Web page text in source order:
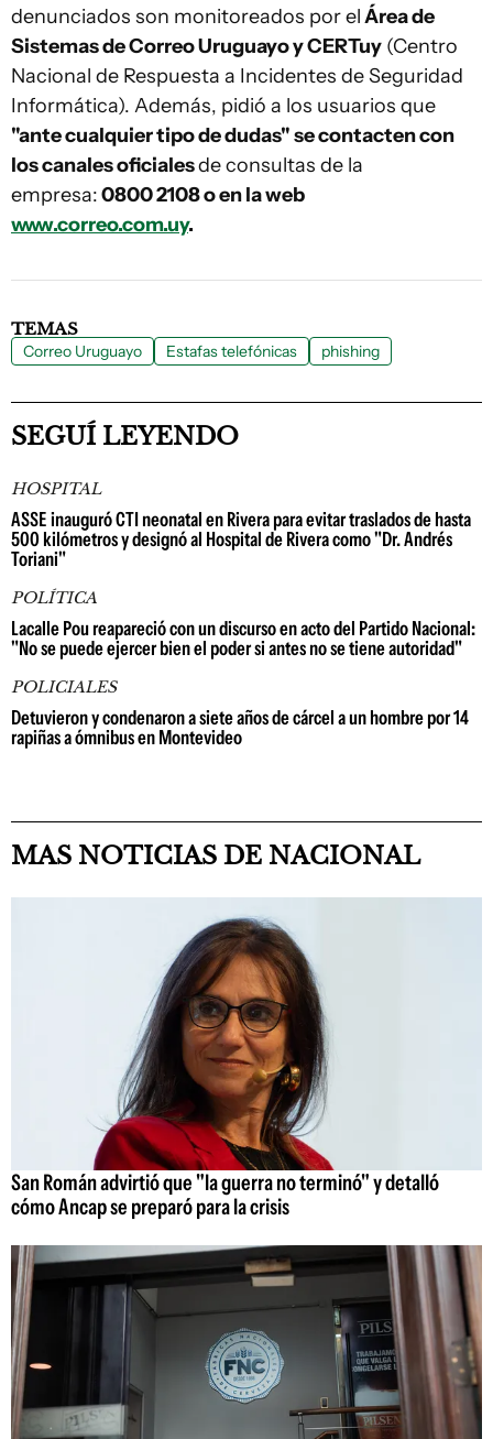
denunciados son monitoreados por elÁrea de
Sistemas de Correo Uruguayo y CERTuy (Centro
Nacional de Respuesta a Incidentes de Seguridad
Informática). Además, pidió a los usuarios que
"ante cualquier tipo de dudas" se contacten con
los canales oficialesde consultas de la
empresa:0800 2108 o en la web
www.correo.com.uy.
TEMAS
Correo Uruguayo Estafas telefónicas phishing
SEGUÍ LEYENDO
HOSPITAL
ASSE inauguró CTI neonatal en Rivera para evitar traslados de hasta
500 kilómetros y designó al Hospital de Rivera como "Dr. Andrés
Toriani"
POLÍTICA
Lacalle Pou reapareció con un discurso en acto del Partido Nacional:
"No se puede ejercer bien el poder si antes no se tiene autoridad"
POLICIALES
Detuvieron y condenaron a siete años de cárcel a un hombre por 14
rapiñas a ómnibus en Montevideo
MAS NOTICIAS DE NACIONAL
San Román advirtió que "la guerra no terminó" y detalló
cómo Ancap se preparó para la crisis